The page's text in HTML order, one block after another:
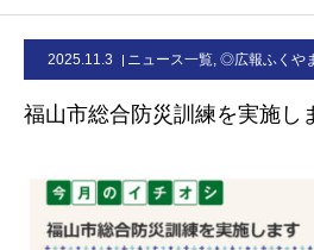
2025.11.3 ニュース一覧, ◎広報ふくや
福山市総合防災訓練を実施し